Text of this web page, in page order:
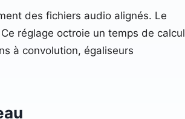
des fichiers audio alignés. Le
réglage octroie un temps de calcul
à convolution, égaliseurs